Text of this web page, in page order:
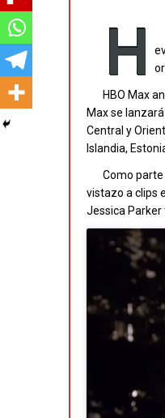
H
HBO Max
Max se
Central y
Islandia,
Como parte
vistazo a clips
Jessica Parker